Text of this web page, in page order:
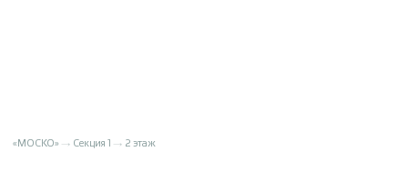
«МОСКО» Секция 1 2 этаж